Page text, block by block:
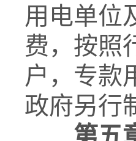
用电单位
费，按照
户，专款
政府另行
第五